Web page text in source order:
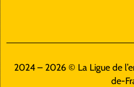
2024 – 2026 © La Ligue de
de-